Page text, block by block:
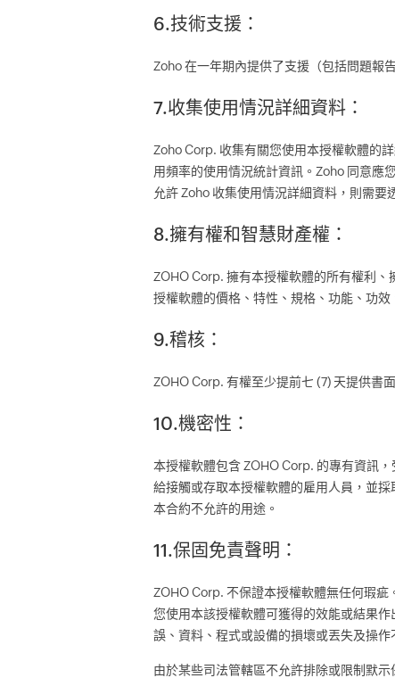
6.技術支援：
Zoho 在一年期內提供了支援（包括問題報
7.收集使用情況詳細資料：
Zoho Corp. 收集有關您使用本授權軟體的
用頻率的使用情況統計資訊。Zoho 同意應
允許 Zoho 收集使用情況詳細資料，則需要
8.擁有權和智慧財產權：
ZOHO Corp. 擁有本授權軟體的所有權利
授權軟體的價格、特性、規格、功能、功
9.稽核：
ZOHO Corp. 有權至少提前七 (7) 天提供書
10.機密性：
本授權軟體包含 ZOHO Corp. 的專有資訊
給接觸或存取本授權軟體的雇用人員，並
本合約不允許的用途。
11.保固免責聲明：
ZOHO Corp. 不保證本授權軟體無任何瑕
您使用本該授權軟體可獲得的效能或結果
誤、資料、程式或設備的損壞或丟失及操作
由於某些司法管轄區不允許排除或限制默